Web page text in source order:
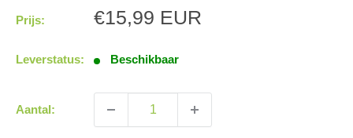
Prijs: Aanbiedingsprijs
€15,99 EUR
Leverstatus: Beschikbaar
Aantal: